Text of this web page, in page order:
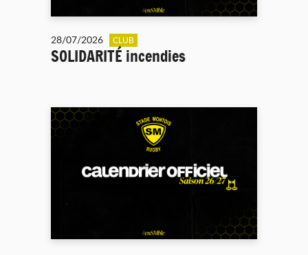
28/07/2026 CLUB
SOLIDARITÉ incendies